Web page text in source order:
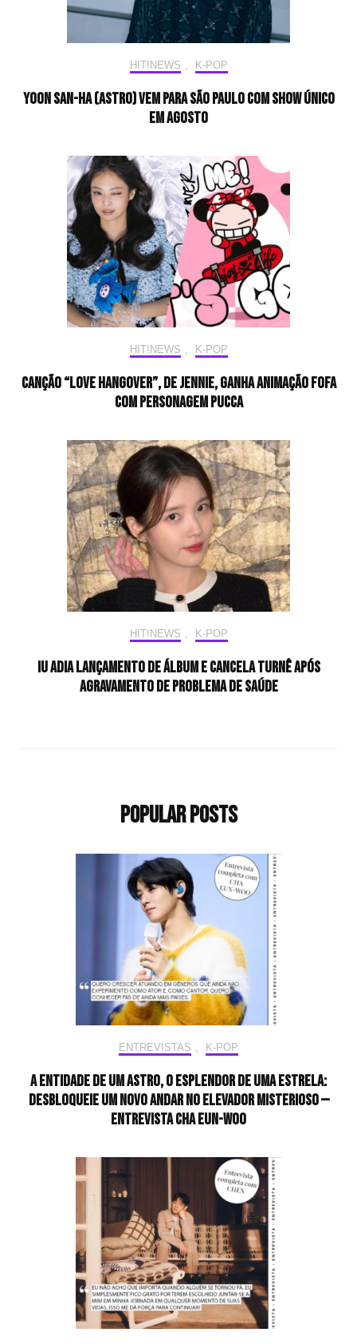
HIT!NEWS , K-POP
Yoon San-Ha (ASTRO) vem para São Paulo com show único
em agosto
HIT!NEWS , K-POP
Canção “Love Hangover”, de Jennie, ganha animação fofa
com personagem Pucca
HIT!NEWS , K-POP
IU adia lançamento de álbum e cancela turnê após
agravamento de problema de saúde
Popular Posts
ENTREVISTAS , K-POP
A entidade de um astro, o esplendor de uma estrela:
desbloqueie um novo andar no elevador misterioso —
Entrevista CHA EUN-WOO